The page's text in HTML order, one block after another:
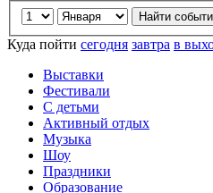
Куда пойти сегодня завтра в
Выставки
Фестивали
С детьми
Активный отдых
Музыка
Шоу
Праздники
Образование